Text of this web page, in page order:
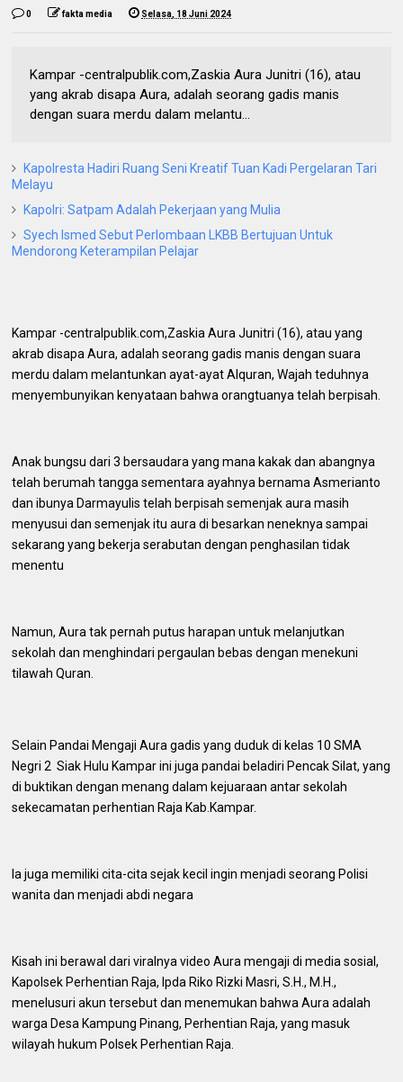
0 fakta media Selasa, 18 Juni 2024
Kampar -centralpublik.com,Zaskia Aura Junitri (16), atau
yang akrab disapa Aura, adalah seorang gadis manis
dengan suara merdu dalam melantu...
Kapolresta Hadiri Ruang Seni Kreatif Tuan Kadi Pergelaran Tari
Melayu
Kapolri: Satpam Adalah Pekerjaan yang Mulia
Syech Ismed Sebut Perlombaan LKBB Bertujuan Untuk
Mendorong Keterampilan Pelajar
Kampar -centralpublik.com,Zaskia Aura Junitri (16), atau yang
akrab disapa Aura, adalah seorang gadis manis dengan suara
merdu dalam melantunkan ayat-ayat Alquran, Wajah teduhnya
menyembunyikan kenyataan bahwa orangtuanya telah berpisah.
Anak bungsu dari 3 bersaudara yang mana kakak dan abangnya
telah berumah tangga sementara ayahnya bernama Asmerianto
dan ibunya Darmayulis telah berpisah semenjak aura masih
menyusui dan semenjak itu aura di besarkan neneknya sampai
sekarang yang bekerja serabutan dengan penghasilan tidak
menentu
Namun, Aura tak pernah putus harapan untuk melanjutkan
sekolah dan menghindari pergaulan bebas dengan menekuni
tilawah Quran.
Selain Pandai Mengaji Aura gadis yang duduk di kelas 10 SMA
Negri 2 Siak Hulu Kampar ini juga pandai beladiri Pencak Silat, yang
di buktikan dengan menang dalam kejuaraan antar sekolah
sekecamatan perhentian Raja Kab.Kampar.
Ia juga memiliki cita-cita sejak kecil ingin menjadi seorang Polisi
wanita dan menjadi abdi negara
Kisah ini berawal dari viralnya video Aura mengaji di media sosial,
Kapolsek Perhentian Raja, Ipda Riko Rizki Masri, S.H., M.H.,
menelusuri akun tersebut dan menemukan bahwa Aura adalah
warga Desa Kampung Pinang, Perhentian Raja, yang masuk
wilayah hukum Polsek Perhentian Raja.